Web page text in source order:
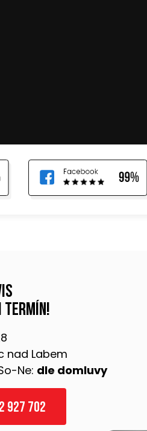
termín!
nad Labem
Ne: dle domluvy
927 702